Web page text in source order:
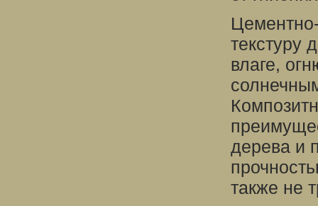
текстуру
влаге,
дерева и
также не